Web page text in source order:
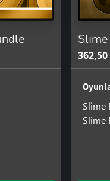
362,50
Slime
Slime